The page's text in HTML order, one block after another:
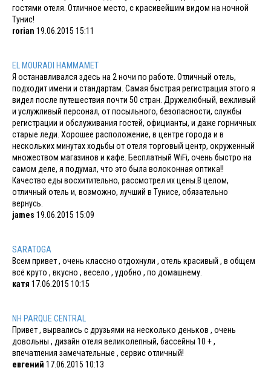
гостями отеля. Отличное место, с красивейшим видом на ночной
Тунис!
rorian 19.06.2015 15:11
EL MOURADI HAMMAMET
Я останавливался здесь на 2 ночи по работе. Отличный отель,
подходит имени и стандартам. Самая быстрая регистрация этого я
видел после путешествия почти 50 стран. Дружелюбный, вежливый
и услужливый персонал, от посыльного, безопасности, службы
регистрации и обслуживания гостей, официанты, и даже горничных
старые леди. Хорошее расположение, в центре города и в
нескольких минутах ходьбы от отеля торговый центр, окруженный
множеством магазинов и кафе. Бесплатный WiFi, очень быстро на
самом деле, я подумал, что это была волоконная оптика!!
Качество еды восхитительно, рассмотрел их цены.В целом,
отличный отель и, возможно, лучший в Тунисе, обязательно
вернусь.
james 19.06.2015 15:09
SARATOGA
Всем привет , очень классно отдохнули , отель красивый , в общем
всё круто , вкусно , весело , удобно , по домашнему.
катя 17.06.2015 10:15
NH PARQUE CENTRAL
Привет , вырвались с друзьями на несколько деньков , очень
довольны , дизайн отеля великолепный, бассейны 10 + ,
впечатления замечательные , сервис отличный!
евгений 17.06.2015 10:13